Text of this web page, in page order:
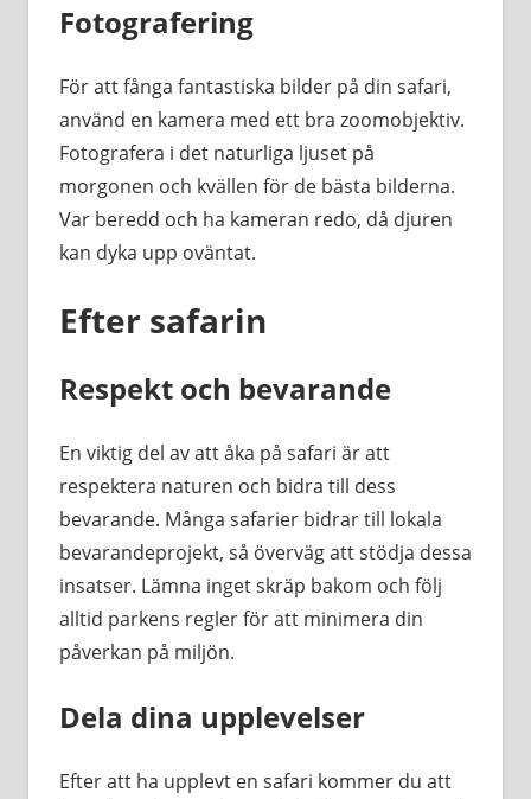
Fotografering
För att fånga fantastiska bilder på din safari,
använd en kamera med ett bra zoomobjektiv.
Fotografera i det naturliga ljuset på
morgonen och kvällen för de bästa bilderna.
Var beredd och ha kameran redo, då djuren
kan dyka upp oväntat.
Efter safarin
Respekt och bevarande
En viktig del av att åka på safari är att
respektera naturen och bidra till dess
bevarande. Många safarier bidrar till lokala
bevarandeprojekt, så överväg att stödja dessa
insatser. Lämna inget skräp bakom och följ
alltid parkens regler för att minimera din
påverkan på miljön.
Dela dina upplevelser
Efter att ha upplevt en safari kommer du att